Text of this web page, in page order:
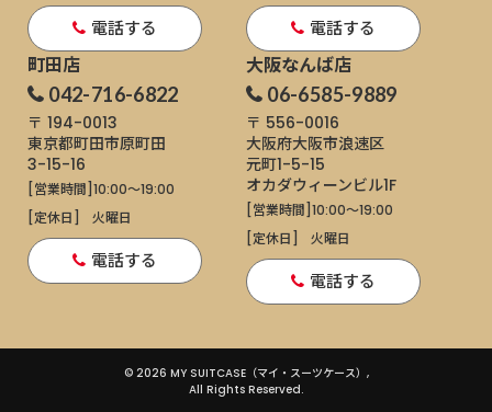
電話する 電話する
町田店
042-716-6822
〒 194-0013
東京都町田市原町田
3-15-16
[営業時間] 10:00～19:00
[定休日]
火曜日
電話する
大阪なんば店
06-6585-9889
〒 556-0016
大阪府大阪市浪速区
元町1-5-15
オカダウィーンビル1F
[営業時間] 10:00～19:00
[定休日]
火曜日
電話する
© 2026 MY SUITCASE（マイ・スーツケース）,
All Rights Reserved.